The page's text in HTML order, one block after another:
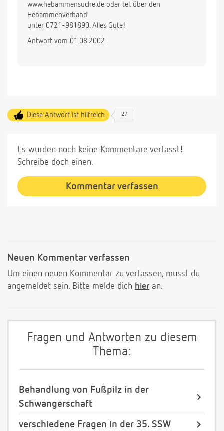
www.hebammensuche.de oder tel. über den
Hebammenverband
unter 0721-981890. Alles Gute!
Antwort vom 01.08.2002
Diese Antwort ist hilfreich 27
Es wurden noch keine Kommentare verfasst!
Schreibe doch einen.
Kommentar verfassen
Neuen Kommentar verfassen
Um einen neuen Kommentar zu verfassen, musst du
angemeldet sein. Bitte melde dich hier an.
Fragen und Antworten zu diesem
Thema:
Behandlung von Fußpilz in der
Schwangerschaft
verschiedene Fragen in der 35. SSW